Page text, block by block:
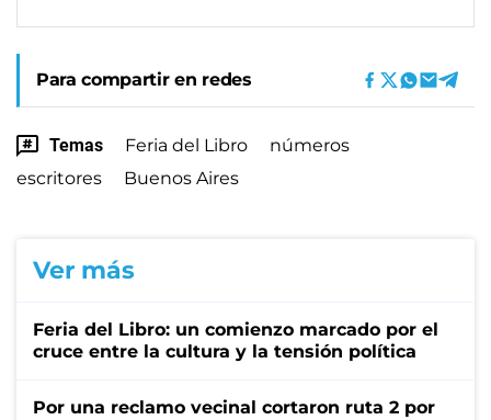
Para compartir en redes
Temas Feria del Libro
números
escritores
Buenos Aires
Ver más
Feria del Libro: un comienzo marcado por el
cruce entre la cultura y la tensión política
Por una reclamo vecinal cortaron ruta 2 por